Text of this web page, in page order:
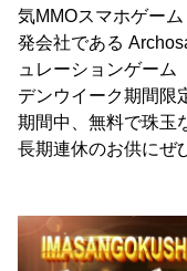
気MMOスマホゲー
発会社である
ュレーションゲーム
デンウイーク期間限
期間中、無料で珠玉
長期連休のお供にぜ